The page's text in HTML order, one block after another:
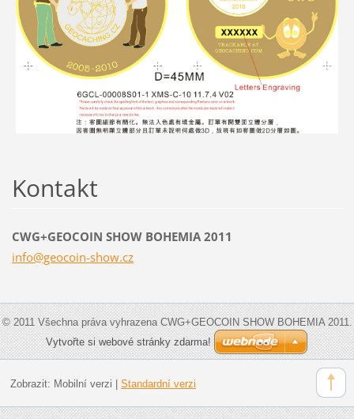
Kontakt
CWG+GEOCOIN SHOW BOHEMIA 2011
info@geocoin-show.cz
© 2011 Všechna práva vyhrazena CWG+GEOCOIN SHOW BOHEMIA 2011.
Vytvořte si webové stránky zdarma!
Zobrazit: Mobilní verzi | Standardní verzi